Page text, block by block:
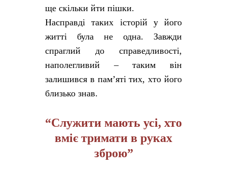
ще скільки йти пішки.
Насправді таких історій у його
житті була не одна. Завжди
спраглий до справедливості,
наполегливий – таким він
залишився в пам’яті тих, хто його
близько знав.
“Служити мають усі, хто
вміє тримати в руках
зброю”